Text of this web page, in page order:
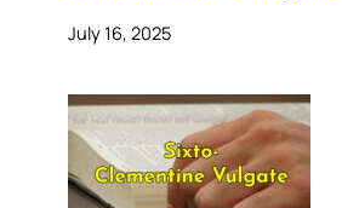
July 16, 2025